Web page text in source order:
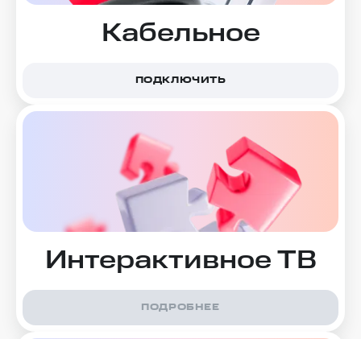
Кабельное
ПОДКЛЮЧИТЬ
Интерактивное ТВ
ПОДРОБНЕЕ